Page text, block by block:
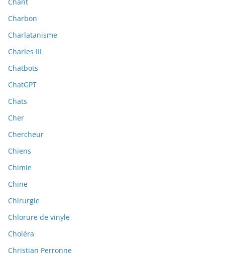
Charbon
Charlatanisme
Charles III
Chatbots
ChatGPT
Chats
Cher
Chercheur
Chiens
Chimie
Chine
Chirurgie
Chlorure de vinyle
Choléra
Christian Perronne